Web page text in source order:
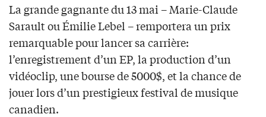
La grande gagnante du 13 mai – Marie-Claude
Sarault ou Émilie Lebel – remportera un prix
remarquable pour lancer sa carrière:
l’enregistrement d’un EP, la production d’un
vidéoclip, une bourse de 5000$, et la chance de
jouer lors d’un prestigieux festival de musique
canadien.